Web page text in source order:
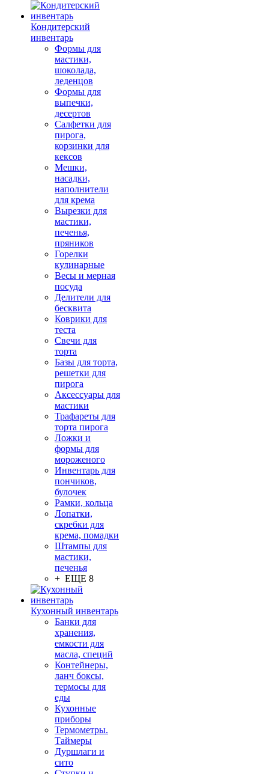
Кондитерский
инвентарь
Формы для
мастики,
шоколада,
леденцов
Формы для
выпечки,
десертов
Салфетки для
пирога,
корзинки для
кексов
Мешки,
насадки,
наполнители
для крема
Вырезки для
мастики,
печенья,
пряников
Горелки
кулинарные
Весы и мерная
посуда
Делители для
бесквита
Коврики для
теста
Свечи для
торта
Базы для торта,
решетки для
пирога
Аксессуары для
мастики
Трафареты для
торта пирога
Ложки и
формы для
мороженого
Инвентарь для
пончиков,
булочек
Рамки, кольца
Лопатки,
скребки для
крема, помадки
Штампы для
мастики,
печенья
+ ЕЩЕ 8
Кухонный инвентарь
Банки для
хранения,
емкости для
масла, специй
Контейнеры,
ланч боксы,
термосы для
еды
Кухонные
приборы
Термометры.
Таймеры
Дуршлаги и
сито